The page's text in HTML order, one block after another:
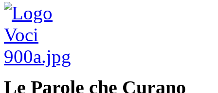
Le Parole che Curano